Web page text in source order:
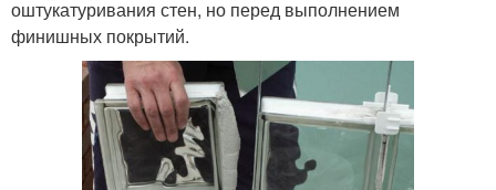
оштукатуривания стен, но перед выполнением
финишных покрытий.